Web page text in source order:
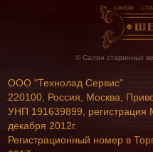
© Салон старинных
ООО "Технолад Сервис"
220100, Россия, Москва,
УНП 191639899, регистрация
декабря 2012г.
Регистрационный номер в